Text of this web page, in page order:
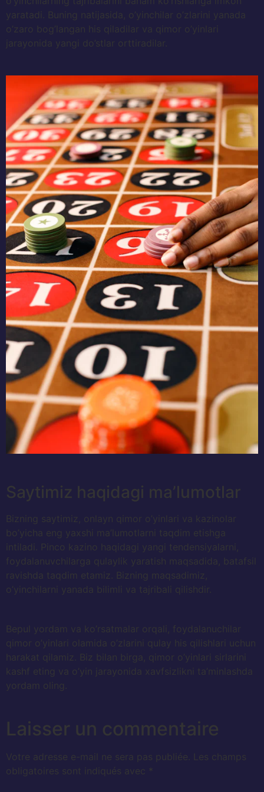
yaratadi. Buning natijasida, o’yinchilar o’zlarini yanada
o’zaro bog’langan his qiladilar va qimor o’yinlari
jarayonida yangi do’stlar orttiradilar.
Saytimiz haqidagi ma’lumotlar
Bizning saytimiz, onlayn qimor o’yinlari va kazinolar
bo’yicha eng yaxshi ma’lumotlarni taqdim etishga
intiladi. Pinco kazino haqidagi yangi tendensiyalarni,
foydalanuvchilarga qulaylik yaratish maqsadida, batafsil
ravishda taqdim etamiz. Bizning maqsadimiz,
o’yinchilarni yanada bilimli va tajribali qilishdir.
Bepul yordam va ko’rsatmalar orqali, foydalanuchilar
qimor o’yinlari olamida o’zlarini qulay his qilishlari uchun
harakat qilamiz. Biz bilan birga, qimor o’yinlari sirlarini
kashf eting va o’yin jarayonida xavfsizlikni ta’minlashda
yordam oling.
Laisser un commentaire
Votre adresse e-mail ne sera pas publiée. Les champs
obligatoires sont indiqués avec